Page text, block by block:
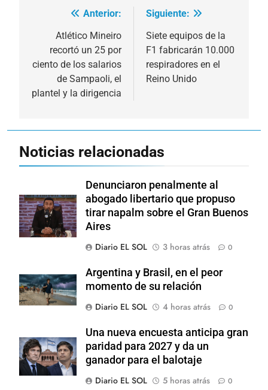
Navegación
entradas
Anterior:
Atlético Mineiro
recortó un 25 por
ciento de los salarios
de Sampaoli, el
plantel y la dirigencia
Siguiente:
Siete equipos de la
F1 fabricarán 10.000
respiradores en el
Reino Unido
Noticias relacionadas
Denunciaron penalmente al
abogado libertario que propuso
tirar napalm sobre el Gran Buenos
Aires
Diario EL SOL
3 horas atrás 0
Argentina y Brasil, en el peor
momento de su relación
Diario EL SOL
4 horas atrás 0
Una nueva encuesta anticipa gran
paridad para 2027 y da un
ganador para el balotaje
Diario EL SOL
5 horas atrás 0